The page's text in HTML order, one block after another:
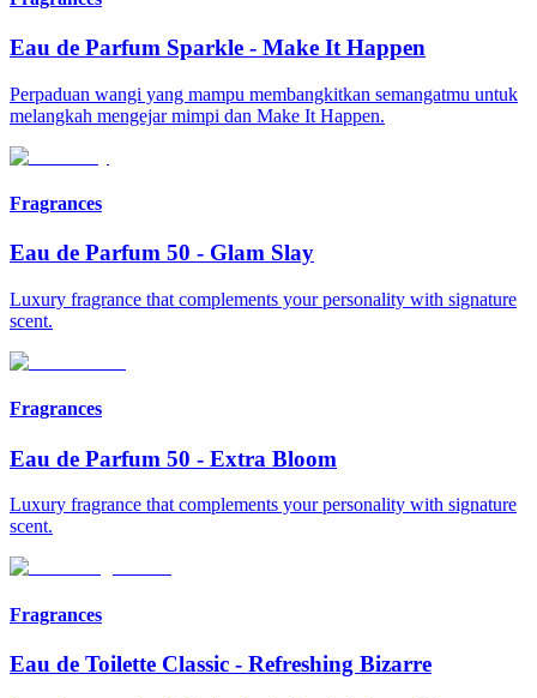
Eau de Parfum Sparkle - Make It Happen
Perpaduan wangi yang mampu membangkitkan semangatmu untuk
melangkah mengejar mimpi dan Make It Happen.
Fragrances
Eau de Parfum 50 - Glam Slay
Luxury fragrance that complements your personality with signature
scent.
Fragrances
Eau de Parfum 50 - Extra Bloom
Luxury fragrance that complements your personality with signature
scent.
Fragrances
Eau de Toilette Classic - Refreshing Bizarre